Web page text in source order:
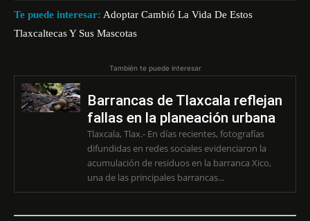
Te puede interesar: Adoptar Cambió La Vida De Estos
Tlaxcaltecas Y Sus Mascotas
También te puede interesar
Barrancas de Tlaxcala reflejan
fallas en la planeación urbana
Tlaxcala, Tlax.- En días recientes, fotografías
difundidas en redes sociales evidenciaron la
acumulación de residuos en la barranca Xico,
una de las principales barrancas...